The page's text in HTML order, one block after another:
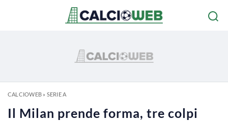
CALCIOWEB» SERIE A
Il Milan prende forma, tre colpi